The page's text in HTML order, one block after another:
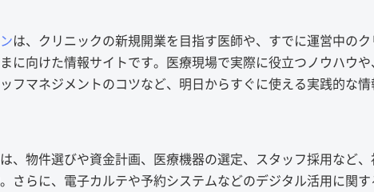
は、クリニックの新規開業を目指す医師や、すでに運営中の
に向けた情報サイトです。医療現場で実際に役立つノウハウ
フマネジメントのコツなど、明日からすぐに使える実践的な
、物件選びや資金計画、医療機器の選定、スタッフ採用など
さらに、電子カルテや予約システムなどのデジタル活用に関